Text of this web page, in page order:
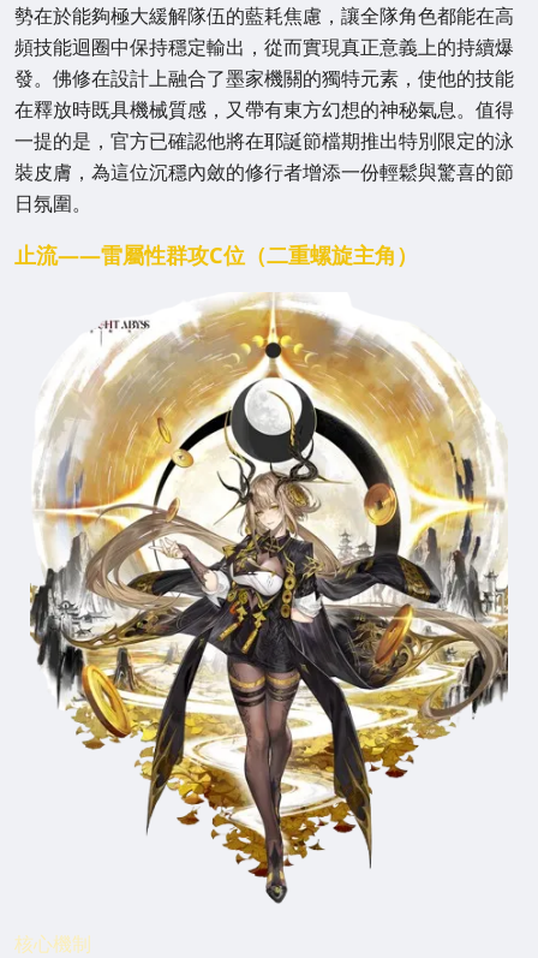
勢在於能夠極大緩解隊伍的藍耗焦慮，讓全隊角色都能在高
頻技能迴圈中保持穩定輸出，從而實現真正意義上的持續爆
發。佛修在設計上融合了墨家機關的獨特元素，使他的技能
在釋放時既具機械質感，又帶有東方幻想的神秘氣息。值得
一提的是，官方已確認他將在耶誕節檔期推出特別限定的泳
裝皮膚，為這位沉穩內斂的修行者增添一份輕鬆與驚喜的節
日氛圍。
止流——雷屬性群攻C位（二重螺旋主角）
核心機制